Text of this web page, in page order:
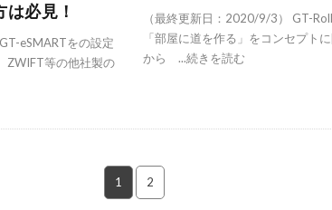
必見！
eSMARTをの設定
ZWIFT等の他社製の
（最終更新日：2020/9/3） GT-
「部屋に道を作る」をコンセプト
から ...続きを読む
1 2